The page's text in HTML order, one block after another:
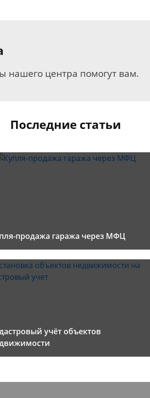
нашего центра помогут вам.
Последние статьи
продажа гаража через МФЦ
учёт объектов